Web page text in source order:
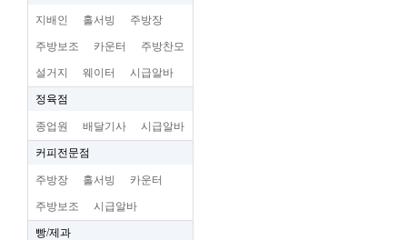
지배인 홀서빙 주방장
주방보조 카운터 주방찬모
설거지 웨이터 시급알바
정육점
종업원 배달기사 시급알바
커피전문점
주방장 홀서빙 카운터
주방보조 시급알바
빵/제과